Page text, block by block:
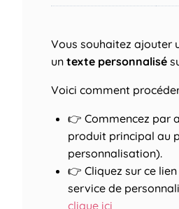
Vous souhaitez ajouter
un texte personnalisé
Voici comment
👉 Commencez par
produit principal au
personnalisation).
👉 Cliquez sur ce
service de
clique ici